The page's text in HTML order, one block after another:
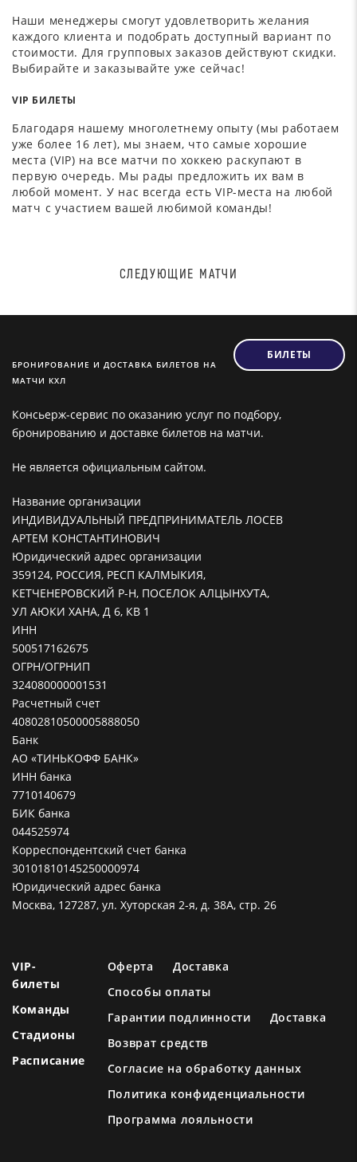
Наши менеджеры смогут удовлетворить желания
каждого клиента и подобрать доступный вариант по
стоимости. Для групповых заказов действуют скидки.
Выбирайте и заказывайте уже сейчас!
VIP БИЛЕТЫ
Благодаря нашему многолетнему опыту (мы работаем
уже более 16 лет), мы знаем, что самые хорошие
места (VIP) на все матчи по хоккею раскупают в
первую очередь. Мы рады предложить их вам в
любой момент. У нас всегда есть VIP-места на любой
матч с участием вашей любимой команды!
СЛЕДУЮЩИЕ МАТЧИ
БРОНИРОВАНИЕ И ДОСТАВКА БИЛЕТОВ НА
МАТЧИ КХЛ
БИЛЕТЫ
Консьерж-сервис по оказанию услуг по подбору,
бронированию и доставке билетов на матчи.
Не является официальным сайтом.
Название организации
ИНДИВИДУАЛЬНЫЙ ПРЕДПРИНИМАТЕЛЬ ЛОСЕВ
АРТЕМ КОНСТАНТИНОВИЧ
Юридический адрес организации
359124, РОССИЯ, РЕСП КАЛМЫКИЯ,
КЕТЧЕНЕРОВСКИЙ Р-Н, ПОСЕЛОК АЛЦЫНХУТА,
УЛ АЮКИ ХАНА, Д 6, КВ 1
ИНН
500517162675
ОГРН/ОГРНИП
324080000001531
Расчетный счет
40802810500005888050
Банк
АО «ТИНЬКОФФ БАНК»
ИНН банка
7710140679
БИК банка
044525974
Корреспондентский счет банка
30101810145250000974
Юридический адрес банка
Москва, 127287, ул. Хуторская 2-я, д. 38А, стр. 26
VIP-
билеты
Команды
Стадионы
Расписание
Оферта
Доставка
Способы оплаты
Гарантии подлинности
Доставка
Возврат средств
Согласие на обработку данных
Политика конфиденциальности
Программа лояльности